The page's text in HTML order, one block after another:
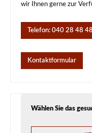
wir Ihnen gerne zur
Telefon: 040 28 48
Kontaktformular
Wählen Sie das